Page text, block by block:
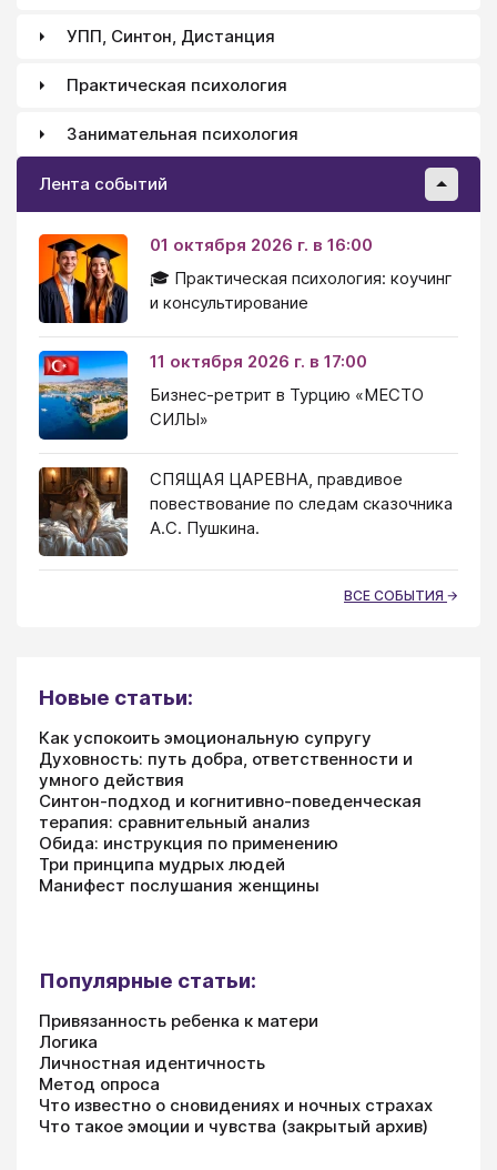
УПП, Синтон, Дистанция
Практическая психология
Занимательная психология
Лента событий
01 октября 2026 г. в 16:00
🎓 Практическая психология: коучинг
и консультирование
11 октября 2026 г. в 17:00
Бизнес-ретрит в Турцию «МЕСТО
СИЛЫ»
СПЯЩАЯ ЦАРЕВНА, правдивое
повествование по следам сказочника
А.С. Пушкина.
ВСЕ СОБЫТИЯ
Новые статьи:
Как успокоить эмоциональную супругу
Духовность: путь добра, ответственности и
умного действия
Синтон-подход и когнитивно-поведенческая
терапия: сравнительный анализ
Обида: инструкция по применению
Три принципа мудрых людей
Манифест послушания женщины
Популярные статьи:
Привязанность ребенка к матери
Логика
Личностная идентичность
Метод опроса
Что известно о сновидениях и ночных страхах
Что такое эмоции и чувства (закрытый архив)